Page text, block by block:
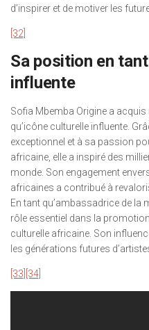
d’inspirer et de motiver les
[32]
Sa position en
influente
Sofia Mbemba Origine a
qu’icône culturelle influente.
exceptionnel et à sa passion
africaine, elle a inspiré des
monde. Son engagement
africaines a contribué à
En tant qu’ambassadrice de la
rôle essentiel dans la
culturelle africaine. Son
les générations futures
[33] [34]